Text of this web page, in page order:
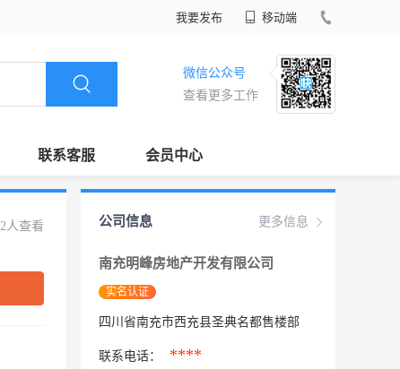
我要发布 移动端
微信公众号
查看更多工作
联系客服 会员中心
人查看 更多信息
公司信息
南充明峰房地产开发有限公司
实名认证
四川省南充市西充县圣典名都售楼部
联系电话： ****